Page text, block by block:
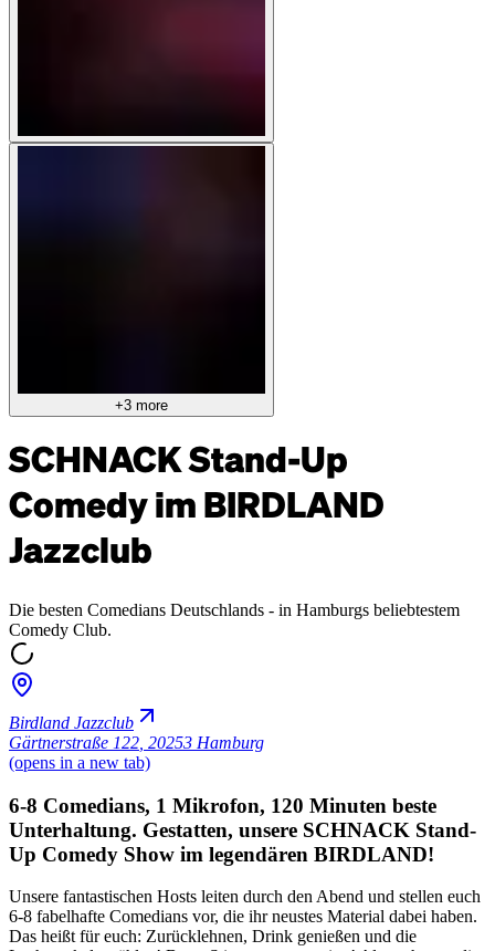
+3 more
SCHNACK Stand-Up
Comedy im BIRDLAND
Jazzclub
Die besten Comedians Deutschlands - in Hamburgs beliebtestem
Comedy Club.
Birdland Jazzclub
Gärtnerstraße 122 20253 Hamburg
(opens in a new tab)
6-8 Comedians, 1 Mikrofon, 120 Minuten beste
Unterhaltung. Gestatten, unsere SCHNACK Stand-
Up Comedy Show im legendären BIRDLAND!
Unsere fantastischen Hosts leiten durch den Abend und stellen euch
6-8 fabelhafte Comedians vor, die ihr neustes Material dabei haben.
Das heißt für euch: Zurücklehnen, Drink genießen und die